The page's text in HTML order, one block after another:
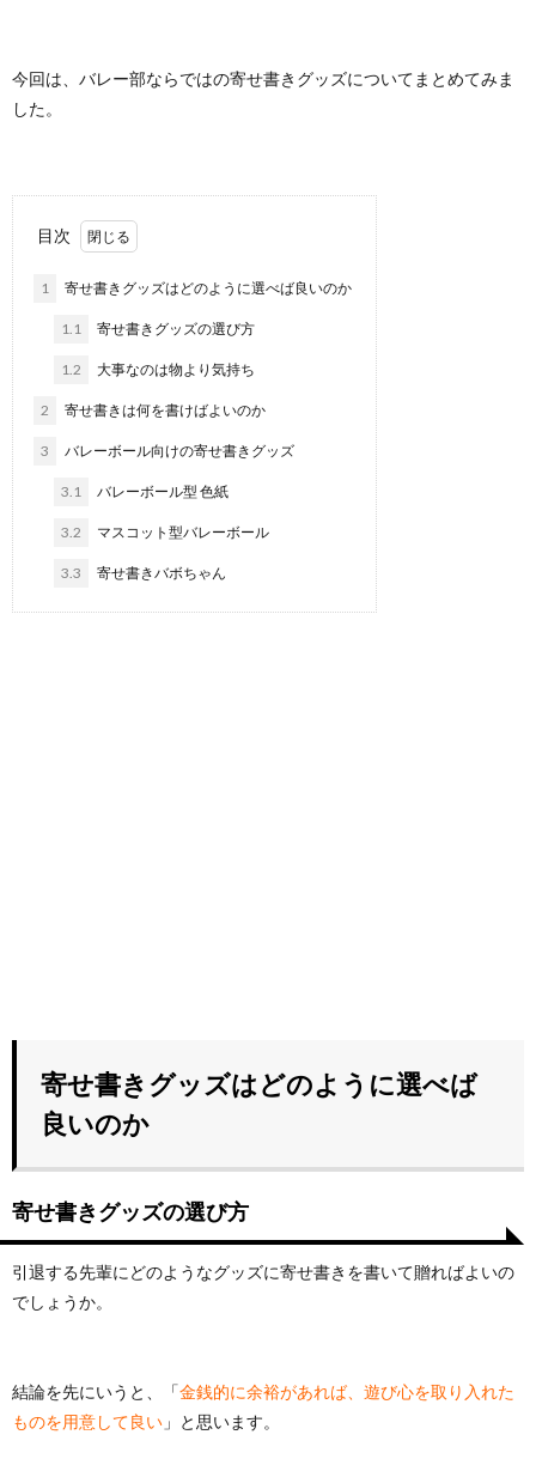
今回は、バレー部ならではの寄せ書きグッズについてまとめてみま
した。
目次
1 寄せ書きグッズはどのように選べば良いのか
1.1 寄せ書きグッズの選び方
1.2 大事なのは物より気持ち
2 寄せ書きは何を書けばよいのか
3 バレーボール向けの寄せ書きグッズ
3.1 バレーボール型 色紙
3.2 マスコット型バレーボール
3.3 寄せ書きバボちゃん
寄せ書きグッズはどのように選べば
良いのか
寄せ書きグッズの選び方
引退する先輩にどのようなグッズに寄せ書きを書いて贈ればよいの
でしょうか。
結論を先にいうと、「金銭的に余裕があれば、遊び心を取り入れた
ものを用意して良い 」と思います。